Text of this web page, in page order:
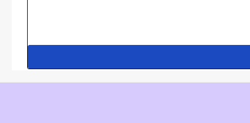
sich bei Bedarf mit uns in Verbindung, wir unterbreiten